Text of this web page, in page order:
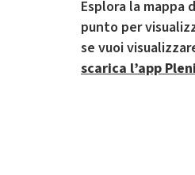
Esplora la mappa
punto per
se vuoi
scarica l’app